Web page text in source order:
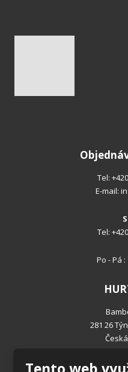
Tel:
E-mail:
Tel:
Po - Pá :
281 26